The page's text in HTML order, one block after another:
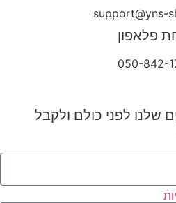
support@yns-
פלאפון
050-842-
שלנו לפני כולם ולקבל